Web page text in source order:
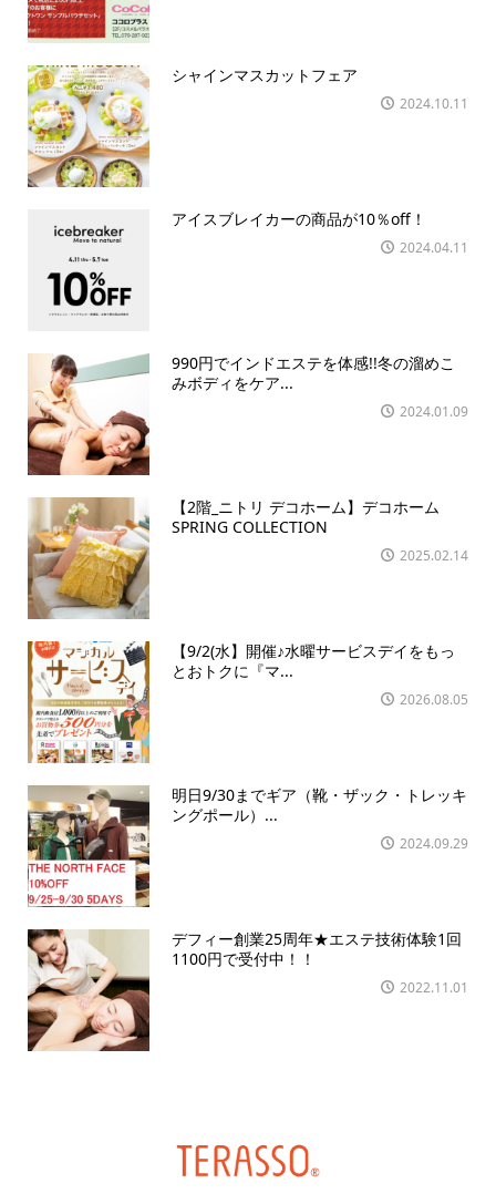
シャインマスカットフェア
2024.10.11
アイスブレイカーの商品が10％off！
2024.04.11
990円でインドエステを体感!!冬の溜めこ
みボディをケア...
2024.01.09
【2階_ニトリ デコホーム】デコホーム
SPRING COLLECTION
2025.02.14
【9/2(水】開催♪水曜サービスデイをもっ
とおトクに『マ...
2026.08.05
明日9/30までギア（靴・ザック・トレッキ
ングポール）...
2024.09.29
デフィー創業25周年★エステ技術体験1回
1100円で受付中！！
2022.11.01